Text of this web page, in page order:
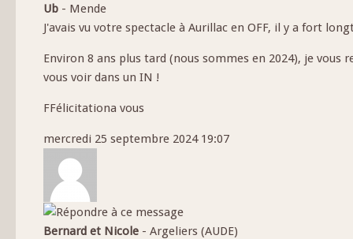
Ub - Mende
J'avais vu votre spectacle à Aurillac en OFF, il y a fort
Environ 8 ans plus tard (nous sommes en 2024), je
vous voir dans un IN !
FFélicitationa vous
mercredi 25 septembre 2024 19:07
Bernard et Nicole - Argeliers (AUDE)